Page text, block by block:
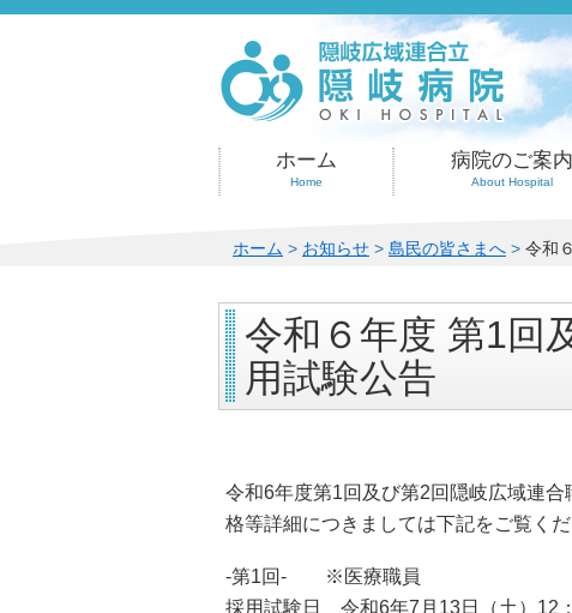
このページの本文へ
ホーム
Home
病院のご案内
About Hospital
こ
ペ
ー
ジ
の
位
ホーム > お知らせ > 島民の皆さまへ > 令和
令和６年度 第1回
用試験公告
令和6年度第1回及び第2回隠岐広域連
格等詳細につきましては下記をご覧くだ
-第1回- ※医療職員
採用試験日 令和6年7月13日（土）12